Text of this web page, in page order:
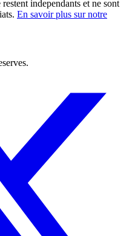
independants et ne sont
En savoir plus sur notre